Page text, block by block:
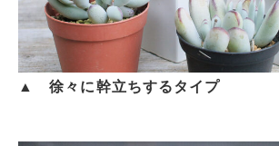
▲ 徐々に幹立ちするタイプ